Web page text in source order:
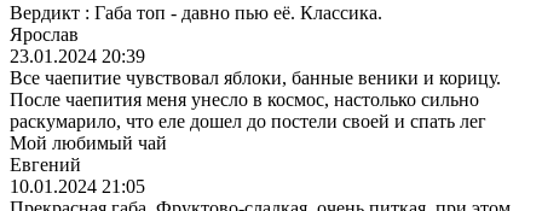
Вердикт : Габа топ - давно пью её. Классика.
Ярослав
23.01.2024 20:39
Все чаепитие чувствовал яблоки, банные веники и корицу.
После чаепития меня унесло в космос, настолько сильно
раскумарило, что еле дошел до постели своей и спать лег
Мой любимый чай
Евгений
10.01.2024 21:05